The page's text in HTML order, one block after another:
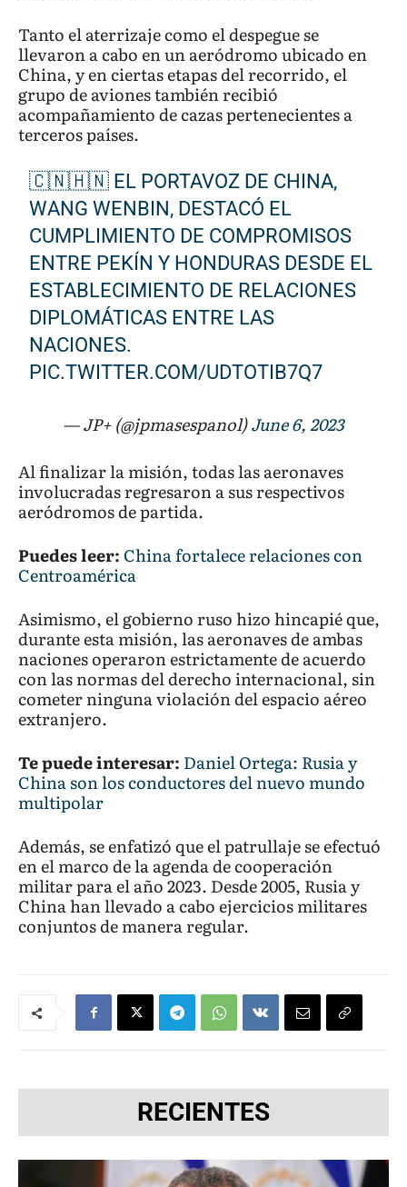
Tanto el aterrizaje como el despegue se
llevaron a cabo en un aeródromo ubicado en
China, y en ciertas etapas del recorrido, el
grupo de aviones también recibió
acompañamiento de cazas pertenecientes a
terceros países.
🇨🇳🇭🇳 EL PORTAVOZ DE CHINA,
WANG WENBIN, DESTACÓ EL
CUMPLIMIENTO DE COMPROMISOS
ENTRE PEKÍN Y HONDURAS DESDE EL
ESTABLECIMIENTO DE RELACIONES
DIPLOMÁTICAS ENTRE LAS
NACIONES.
PIC.TWITTER.COM/UDTOTIB7Q7
— JP+ (@jpmasespanol)June 6, 2023
Al finalizar la misión, todas las aeronaves
involucradas regresaron a sus respectivos
aeródromos de partida.
Puedes leer: China fortalece relaciones con
Centroamérica
Asimismo, el gobierno ruso hizo hincapié que,
durante esta misión, las aeronaves de ambas
naciones operaron estrictamente de acuerdo
con las normas del derecho internacional, sin
cometer ninguna violación del espacio aéreo
extranjero.
Te puede interesar: Daniel Ortega: Rusia y
China son los conductores del nuevo mundo
multipolar
Además, se enfatizó que el patrullaje se efectuó
en el marco de la agenda de cooperación
militar para el año 2023. Desde 2005, Rusia y
China han llevado a cabo ejercicios militares
conjuntos de manera regular.
RECIENTES